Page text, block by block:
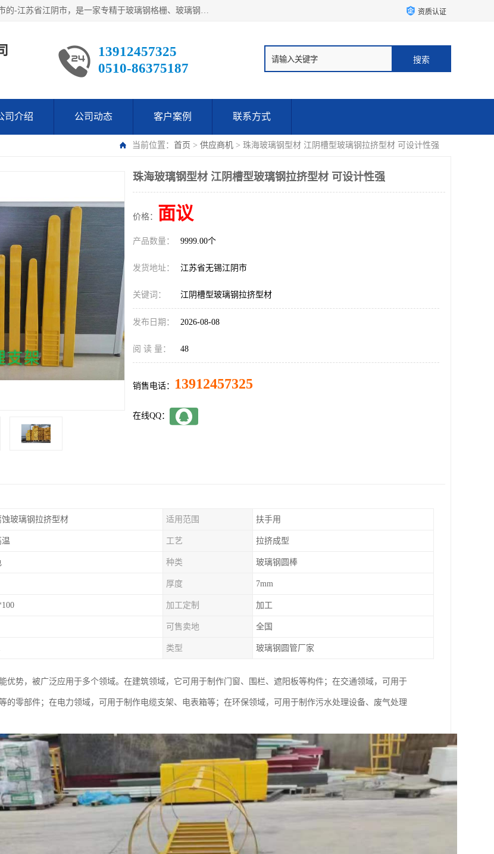
江阴市翔鼎复合材料有限公司,位于美丽富饶的中国经济百强县第一县级市的-江苏省江阴市，是一家专精于玻璃钢格栅、玻璃钢新材料,镀锌钢格板，机械设备生产制造及研发的科技型企业；公司产品已销往了世界多个国家和地区，公司人决心加倍努力愿与广大社会同仁精诚合作共创辉煌！ 资质认证
13912457325
0510-86375187
司介绍 公司动态 客户案例 联系方式
当前位置： 首页 > 供应商机 > 珠海玻璃钢型材 江阴槽型玻璃钢拉挤型材 可设计性强
珠海玻璃钢型材 江阴槽型玻璃钢拉挤型材 可设计性强
价格： 面议
产品数量： 9999.00个
发货地址： 江苏省无锡江阴市
关键词： 江阴槽型玻璃钢拉挤型材
发布日期： 2026-08-08
阅 读 量： 48
销售电话： 13912457325
在线QQ：
蚀玻璃钢拉挤型材 适用范围 扶手用
温 工艺 拉挤成型
种类 玻璃钢圆棒
厚度 7mm
加工定制 加工
可售卖地 全国
类型 玻璃钢圆管厂家
优势，被广泛应用于多个领域。在建筑领域，它可用于制作门窗、围栏、遮阳板等构件；在交通领域，可用于
的零部件；在电力领域，可用于制作电缆支架、电表箱等；在环保领域，可用于制作污水处理设备、废气处理